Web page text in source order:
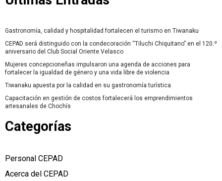
Gastronomía, calidad y hospitalidad fortalecen el turismo en Tiwanaku
CEPAD será distinguido con la condecoración “Tiluchi Chiquitano” en el 120.º
aniversario del Club Social Oriente Velasco
Mujeres concepcioneñas impulsaron una agenda de acciones para
fortalecer la igualdad de género y una vida libre de violencia
Tiwanaku apuesta por la calidad en su gastronomía turística
Capacitación en gestión de costos fortalecerá los emprendimientos
artesanales de Chochís
Categorías
Personal CEPAD
Acerca del CEPAD